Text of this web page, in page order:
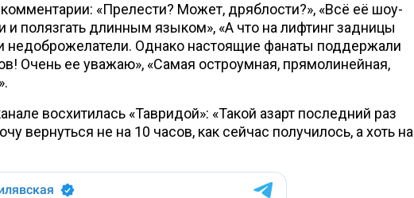
«Прелести? Может, дряблости?», «Всё её шоу-
полязгать длинным языком», «А что на лифтинг задницы
недоброжелатели. Однако настоящие фанаты поддержали
Очень ее уважаю», «Самая остроумная, прямолинейная,
восхитилась «Тавридой»: «Такой азарт последний раз
вернуться не на 10 часов, как сейчас получилось, а хоть на